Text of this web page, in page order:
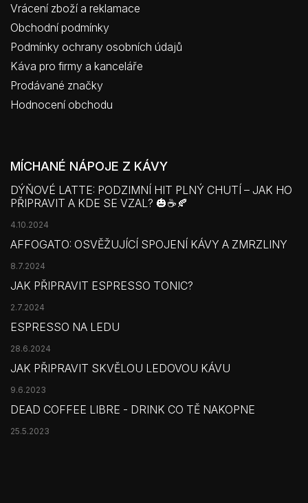
Vrácení zboží a reklamace
Obchodní podmínky
Podmínky ochrany osobních údajů
Káva pro firmy a kanceláře
Prodávané značky
Hodnocení obchodu
MÍCHANÉ NÁPOJE Z KÁVY
DÝŇOVÉ LATTE: PODZIMNÍ HIT PLNÝ CHUTÍ – JAK HO
PŘIPRAVIT A KDE SE VZAL? 🎃☕🍂
4.10.2024
AFFOGATO: OSVĚŽUJÍCÍ SPOJENÍ KÁVY A ZMRZLINY
8.7.2024
JAK PŘIPRAVIT ESPRESSO TONIC?
2.7.2024
ESPRESSO NA LEDU
28.6.2024
JAK PŘIPRAVIT SKVĚLOU LEDOVOU KÁVU
9.6.2023
DEAD COFFEE LIBRE - DRINK CO TĚ NAKOPNE
25.5.2023